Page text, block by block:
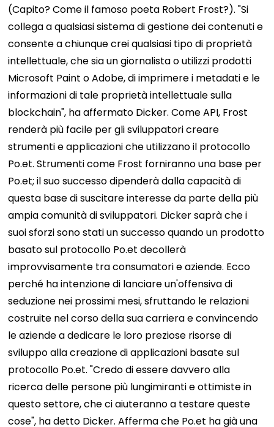
(Capito? Come il famoso poeta Robert Frost?). "Si
collega a qualsiasi sistema di gestione dei contenuti e
consente a chiunque crei qualsiasi tipo di proprietà
intellettuale, che sia un giornalista o utilizzi prodotti
Microsoft Paint o Adobe, di imprimere i metadati e le
informazioni di tale proprietà intellettuale sulla
blockchain", ha affermato Dicker. Come API, Frost
renderà più facile per gli sviluppatori creare
strumenti e applicazioni che utilizzano il protocollo
Po.et. Strumenti come Frost forniranno una base per
Po.et; il suo successo dipenderà dalla capacità di
questa base di suscitare interesse da parte della più
ampia comunità di sviluppatori. Dicker saprà che i
suoi sforzi sono stati un successo quando un prodotto
basato sul protocollo Po.et decollerà
improvvisamente tra consumatori e aziende. Ecco
perché ha intenzione di lanciare un'offensiva di
seduzione nei prossimi mesi, sfruttando le relazioni
costruite nel corso della sua carriera e convincendo
le aziende a dedicare le loro preziose risorse di
sviluppo alla creazione di applicazioni basate sul
protocollo Po.et. "Credo di essere davvero alla
ricerca delle persone più lungimiranti e ottimiste in
questo settore, che ci aiuteranno a testare queste
cose", ha detto Dicker. Afferma che Po.et ha già una